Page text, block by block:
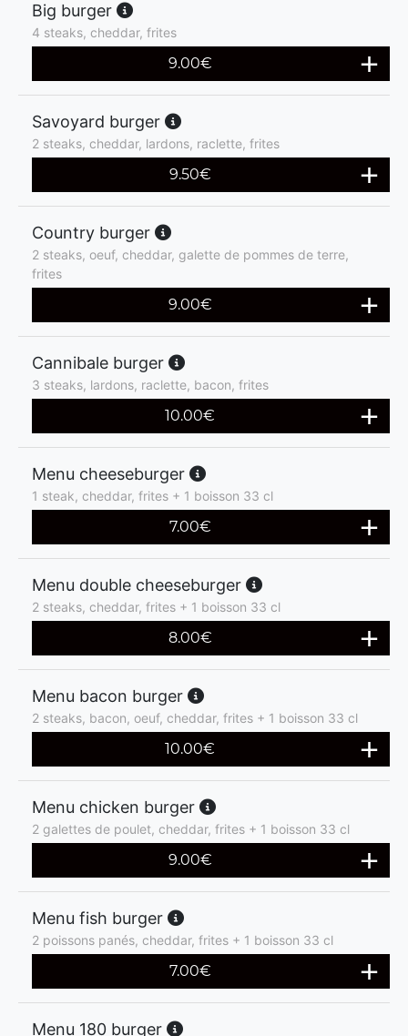
Big burger
4 steaks, cheddar, frites
9.00€
Savoyard burger
2 steaks, cheddar, lardons, raclette, frites
9.50€
Country burger
2 steaks, oeuf, cheddar, galette de pommes de terre,
frites
9.00€
Cannibale burger
3 steaks, lardons, raclette, bacon, frites
10.00€
Menu cheeseburger
1 steak, cheddar, frites + 1 boisson 33 cl
7.00€
Menu double cheeseburger
2 steaks, cheddar, frites + 1 boisson 33 cl
8.00€
Menu bacon burger
2 steaks, bacon, oeuf, cheddar, frites + 1 boisson 33 cl
10.00€
Menu chicken burger
2 galettes de poulet, cheddar, frites + 1 boisson 33 cl
9.00€
Menu fish burger
2 poissons panés, cheddar, frites + 1 boisson 33 cl
7.00€
Menu 180 burger